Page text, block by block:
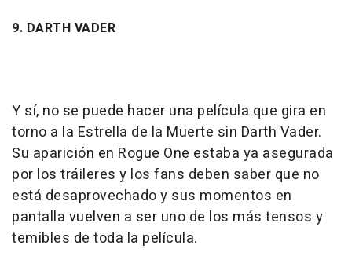
9. DARTH VADER
Y sí, no se puede hacer una película que gira en
torno a la Estrella de la Muerte sin Darth Vader.
Su aparición en Rogue One estaba ya asegurada
por los tráileres y los fans deben saber que no
está desaprovechado y sus momentos en
pantalla vuelven a ser uno de los más tensos y
temibles de toda la película.